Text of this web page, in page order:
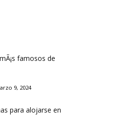
famosos de
9, 2024
para alojarse en